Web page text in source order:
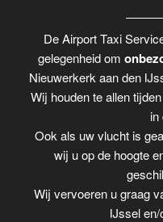
De Airport Taxi
gelegenheid om
Nieuwerkerk aan den
Wij houden te allen
in
Ook als uw vlucht is
wij u op de hoogte
Wij vervoeren u graag
IJssel